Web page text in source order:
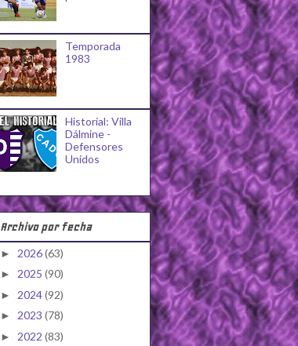
Temporada
1983
Historial: Villa
Dálmine -
Defensores
Unidos
Archivo por fecha
► 2026(63)
► 2025 (90)
► 2024(92)
► 2023 (78)
► 2022 (83)